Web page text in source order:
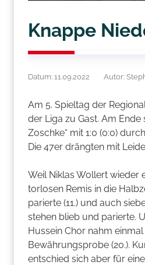
Knappe
Datum: 11.09.2022 Autor:
Am 5. Spieltag der
der Liga zu Gast. Am
Zoschke“ mit 1:0 (0:0)
Die 47er drängten mit
Weil Niklas Wollert wieder
torlosen Remis in die
parierte (11.) und auch
stehen blieb und parierte.
Hussein Chor nahm
Bewährungsprobe (20.).
entschied sich aber für